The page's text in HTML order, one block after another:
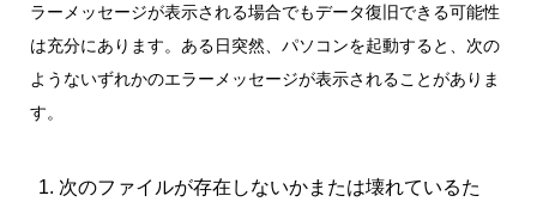
ラーメッセージが表示される場合でもデータ復旧できる可能性
は充分にあります。ある日突然、パソコンを起動すると、次の
ようないずれかのエラーメッセージが表示されることがありま
す。
次のファイルが存在しないかまたは壊れているた